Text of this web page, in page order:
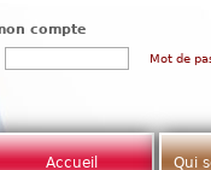
compte
Mot de
Accueil Qui